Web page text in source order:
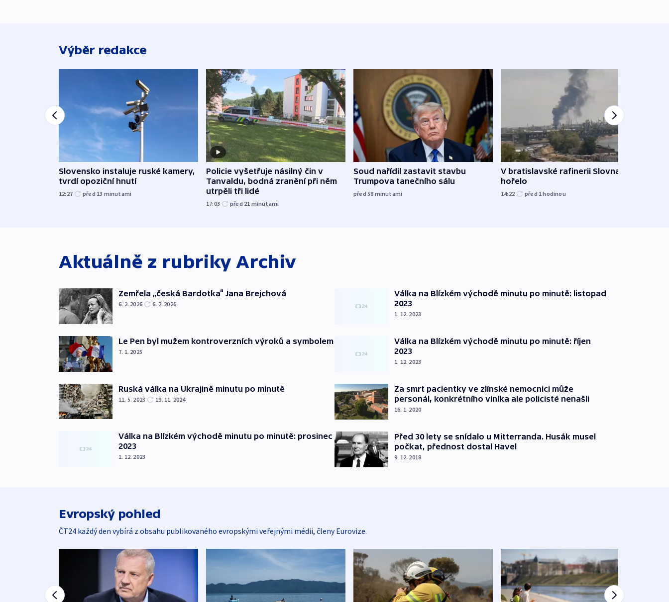
Výběr redakce
Slovensko instaluje ruské kamery,
tvrdí opoziční hnutí
12:27 před 13 minutami
Policie vyšetřuje násilný čin v
Tanvaldu, bodná zranění při něm
utrpěli tři lidé
17:03 před 21 minutami
Soud nařídil zastavit stavbu
Trumpova tanečního sálu
před 58 minutami
V bratislavské rafinerii Slovnaft
hořelo
14:22 před 1hodinou
Aktuálně z rubriky Archiv
Zemřela „česká Bardotka“ Jana Brejchová
6. 2. 2026 6. 2. 2026
Le Pen byl mužem kontroverzních výroků a symbolem
7. 1. 2025
Ruská válka na Ukrajině minutu po minutě
11. 5. 2023 19. 11. 2024
Válka na Blízkém východě minutu po minutě: prosinec
2023
1. 12. 2023
Válka na Blízkém východě minutu po minutě: listopad
2023
1. 12. 2023
Válka na Blízkém východě minutu po minutě: říjen
2023
1. 12. 2023
Za smrt pacientky ve zlínské nemocnici může
personál, konkrétního viníka ale policisté nenašli
16. 1. 2020
Před 30 lety se snídalo u Mitterranda. Husák musel
počkat, přednost dostal Havel
9. 12. 2018
Evropský pohled
ČT24 každý den vybírá z obsahu publikovaného evropskými veřejnými médii, členy Eurovize.